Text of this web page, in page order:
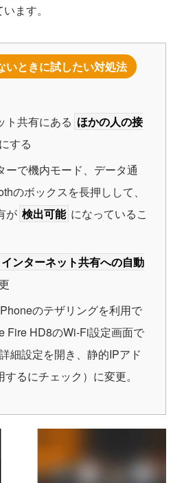
ます。
いときに試したい対処法
ト共有にある ほかの人の接
にする
ーで機内モード、データ通
のボックスを長押しして、
が 検出可能 になっているこ
インターネット共有への自動
のテザリングを利用で
Fire HD8のWi-Fi設定画面で
細設定を開き、静的IPアド
るにチェック）に変更。